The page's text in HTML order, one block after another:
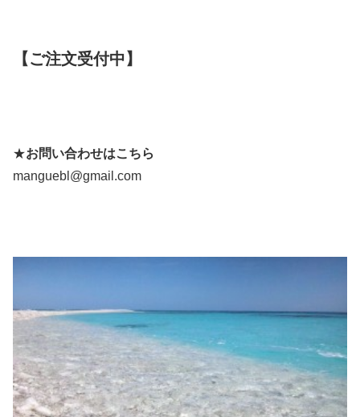
【ご注文受付中】
★お問い合わせはこちら
manguebl@gmail.com